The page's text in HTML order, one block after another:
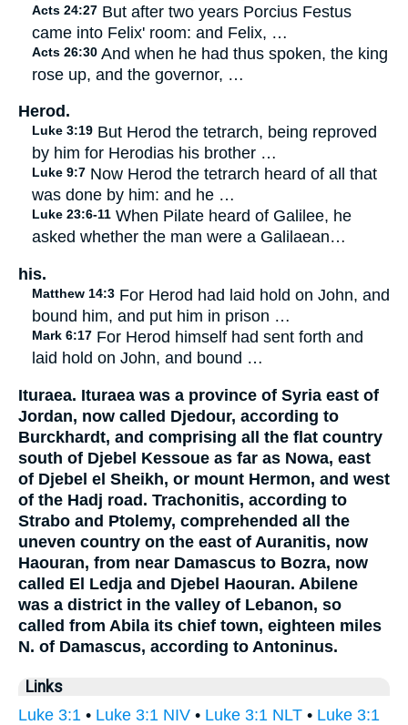
Acts 24:27 But after two years Porcius Festus
came into Felix' room: and Felix, …
Acts 26:30 And when he had thus spoken, the king
rose up, and the governor, …
Herod.
Luke 3:19 But Herod the tetrarch, being reproved
by him for Herodias his brother …
Luke 9:7 Now Herod the tetrarch heard of all that
was done by him: and he …
Luke 23:6-11 When Pilate heard of Galilee, he
asked whether the man were a Galilaean…
his.
Matthew 14:3 For Herod had laid hold on John, and
bound him, and put him in prison …
Mark 6:17 For Herod himself had sent forth and
laid hold on John, and bound …
Ituraea. Ituraea was a province of Syria east of
Jordan, now called Djedour, according to
Burckhardt, and comprising all the flat country
south of Djebel Kessoue as far as Nowa, east
of Djebel el Sheikh, or mount Hermon, and west
of the Hadj road. Trachonitis, according to
Strabo and Ptolemy, comprehended all the
uneven country on the east of Auranitis, now
Haouran, from near Damascus to Bozra, now
called El Ledja and Djebel Haouran. Abilene
was a district in the valley of Lebanon, so
called from Abila its chief town, eighteen miles
N. of Damascus, according to Antoninus.
Links
Luke 3:1 • Luke 3:1 NIV • Luke 3:1 NLT • Luke 3:1